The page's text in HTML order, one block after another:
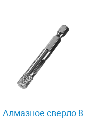
Алмазное сверло 8